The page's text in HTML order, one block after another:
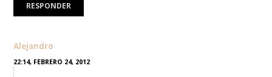
RESPONDER
Alejandro
22:14, FEBRERO 24, 2012